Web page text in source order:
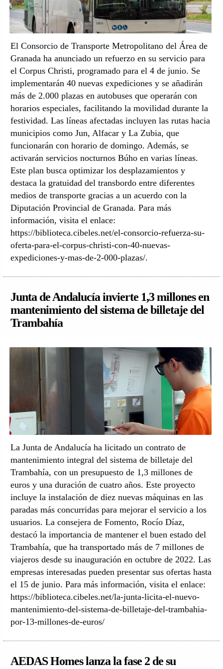
El Consorcio de Transporte Metropolitano del Área de
Granada ha anunciado un refuerzo en su servicio para
el Corpus Christi, programado para el 4 de junio. Se
implementarán 40 nuevas expediciones y se añadirán
más de 2.000 plazas en autobuses que operarán con
horarios especiales, facilitando la movilidad durante la
festividad. Las líneas afectadas incluyen las rutas hacia
municipios como Jun, Alfacar y La Zubia, que
funcionarán con horario de domingo. Además, se
activarán servicios nocturnos Búho en varias líneas.
Este plan busca optimizar los desplazamientos y
destaca la gratuidad del transbordo entre diferentes
medios de transporte gracias a un acuerdo con la
Diputación Provincial de Granada. Para más
información, visita el enlace:
https://biblioteca.cibeles.net/el-consorcio-refuerza-su-
oferta-para-el-corpus-christi-con-40-nuevas-
expediciones-y-mas-de-2-000-plazas/.
Junta de Andalucía invierte 1,3 millones en
mantenimiento del sistema de billetaje del
Trambahía
La Junta de Andalucía ha licitado un contrato de
mantenimiento integral del sistema de billetaje del
Trambahía, con un presupuesto de 1,3 millones de
euros y una duración de cuatro años. Este proyecto
incluye la instalación de diez nuevas máquinas en las
paradas más concurridas para mejorar el servicio a los
usuarios. La consejera de Fomento, Rocío Díaz,
destacó la importancia de mantener el buen estado del
Trambahía, que ha transportado más de 7 millones de
viajeros desde su inauguración en octubre de 2022. Las
empresas interesadas pueden presentar sus ofertas hasta
el 15 de junio. Para más información, visita el enlace:
https://biblioteca.cibeles.net/la-junta-licita-el-nuevo-
mantenimiento-del-sistema-de-billetaje-del-trambahia-
por-13-millones-de-euros/
AEDAS Homes lanza la fase 2 de su